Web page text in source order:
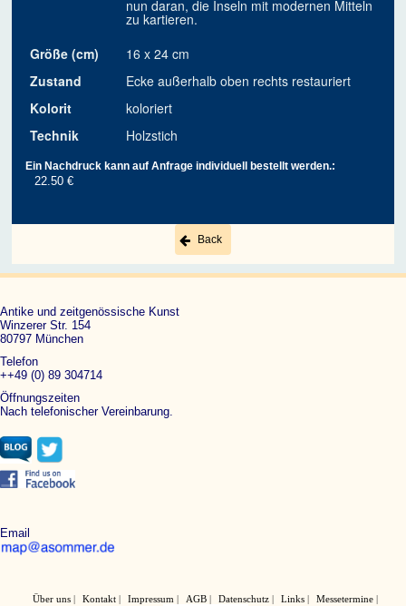
nun daran, die Inseln mit modernen Mitteln
zu kartieren.
Größe (cm)
16 x 24 cm
Zustand
Ecke außerhalb oben rechts restauriert
Kolorit
koloriert
Technik
Holzstich
Ein Nachdruck kann auf Anfrage individuell bestellt werden.:
22.50 €
Back
Antike und zeitgenössische Kunst
Winzerer Str. 154
80797 München
Telefon
++49 (0) 89 304714
Öffnungszeiten
Nach telefonischer Vereinbarung.
Email
Über uns Kontakt Impressum AGB Datenschutz Links
Messetermine